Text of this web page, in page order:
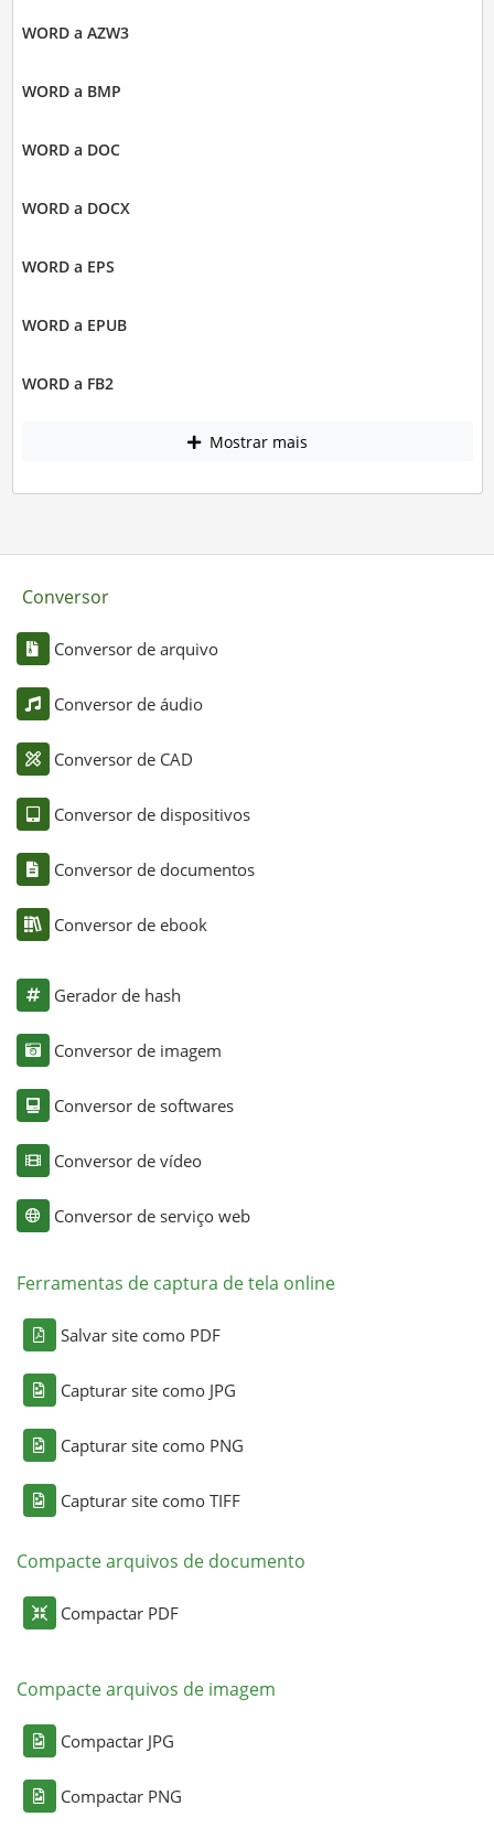
WORD a AZW3
WORD a BMP
WORD a DOC
WORD a DOCX
WORD a EPS
WORD a EPUB
WORD a FB2
Mostrar mais
Conversor
Conversor de arquivo
Conversor de áudio
Conversor de CAD
Conversor de dispositivos
Conversor de documentos
Conversor de ebook
Gerador de hash
Conversor de imagem
Conversor de softwares
Conversor de vídeo
Conversor de serviço web
Ferramentas de captura de tela online
Salvar site como PDF
Capturar site como JPG
Capturar site como PNG
Capturar site como TIFF
Compacte arquivos de documento
Compactar PDF
Compacte arquivos de imagem
Compactar JPG
Compactar PNG